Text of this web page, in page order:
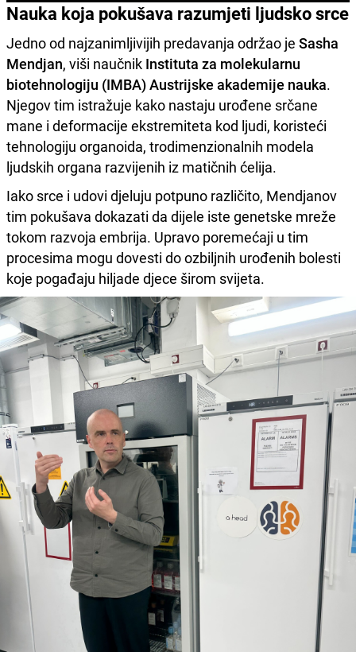
Nauka koja pokušava razumjeti ljudsko srce
Jedno od najzanimljivijih predavanja održao je Sasha
Mendjan, viši naučnik Instituta za molekularnu
biotehnologiju (IMBA) Austrijske akademije nauka.
Njegov tim istražuje kako nastaju urođene srčane
mane i deformacije ekstremiteta kod ljudi, koristeći
tehnologiju organoida, trodimenzionalnih modela
ljudskih organa razvijenih iz matičnih ćelija.
Iako srce i udovi djeluju potpuno različito, Mendjanov
tim pokušava dokazati da dijele iste genetske mreže
tokom razvoja embrija. Upravo poremećaji u tim
procesima mogu dovesti do ozbiljnih urođenih bolesti
koje pogađaju hiljade djece širom svijeta.